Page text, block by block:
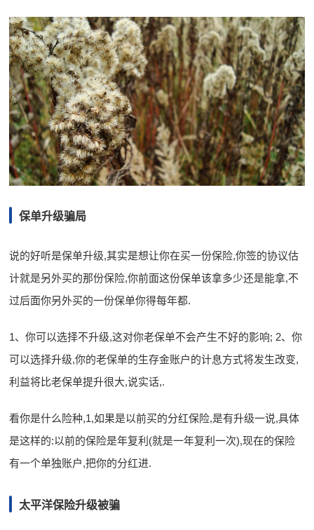
保单升级骗局
说的好听是保单升级,其实是想让你在买一份保险,你签的协议估
计就是另外买的那份保险,你前面这份保单该拿多少还是能拿,不
过后面你另外买的一份保单你得每年都.
1、你可以选择不升级,这对你老保单不会产生不好的影响; 2、你
可以选择升级,你的老保单的生存金账户的计息方式将发生改变,
利益将比老保单提升很大,说实话,.
看你是什么险种,1,如果是以前买的分红保险,是有升级一说,具体
是这样的:以前的保险是年复利(就是一年复利一次),现在的保险
有一个单独账户,把你的分红进.
太平洋保险升级被骗